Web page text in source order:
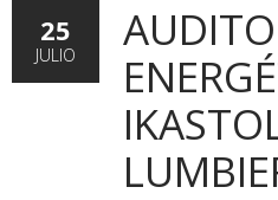
25
JULIO